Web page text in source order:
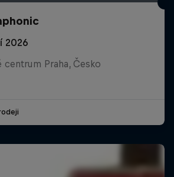
2026
centrum Praha, Česko